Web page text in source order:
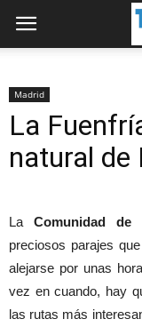
Madrid
La
natural de
La Comunidad de
preciosos parajes
alejarse por unas
vez en cuando, hay
las rutas más